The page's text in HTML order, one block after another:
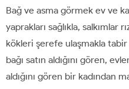
Bağ ve asma görmek ev ve
yaprakları sağlıkla, salkımlar
kökleri şerefe ulaşmakla tabir
bağı satın aldığını gören,
aldığını gören bir kadından